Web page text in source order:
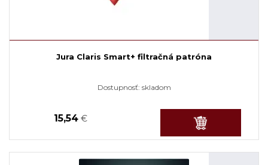
Jura Claris Smart+ filtračná patróna
Dostupnosť: skladom
15,54 €